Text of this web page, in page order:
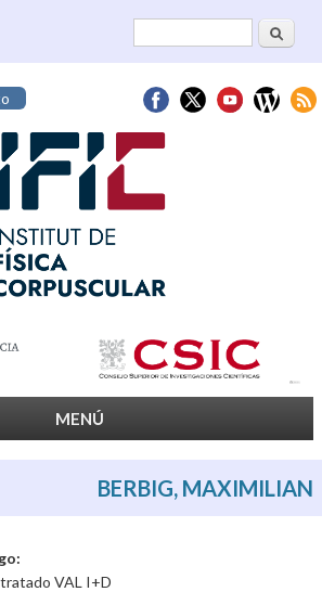
Formulario deBuscar
MENÚ
BERBIG, MAXIMILIAN
VAL I+D